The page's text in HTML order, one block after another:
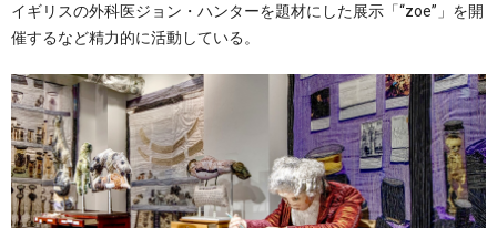
イギリスの外科医ジョン・ハンターを題材にした展示「“zoe”」を開
催するなど精力的に活動している。